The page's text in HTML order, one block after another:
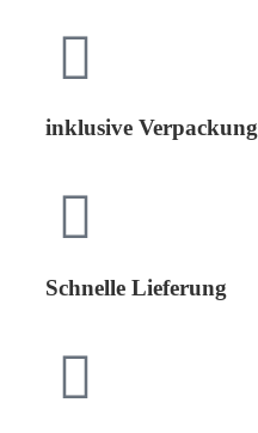
inklusive Verpackung
Schnelle Lieferung